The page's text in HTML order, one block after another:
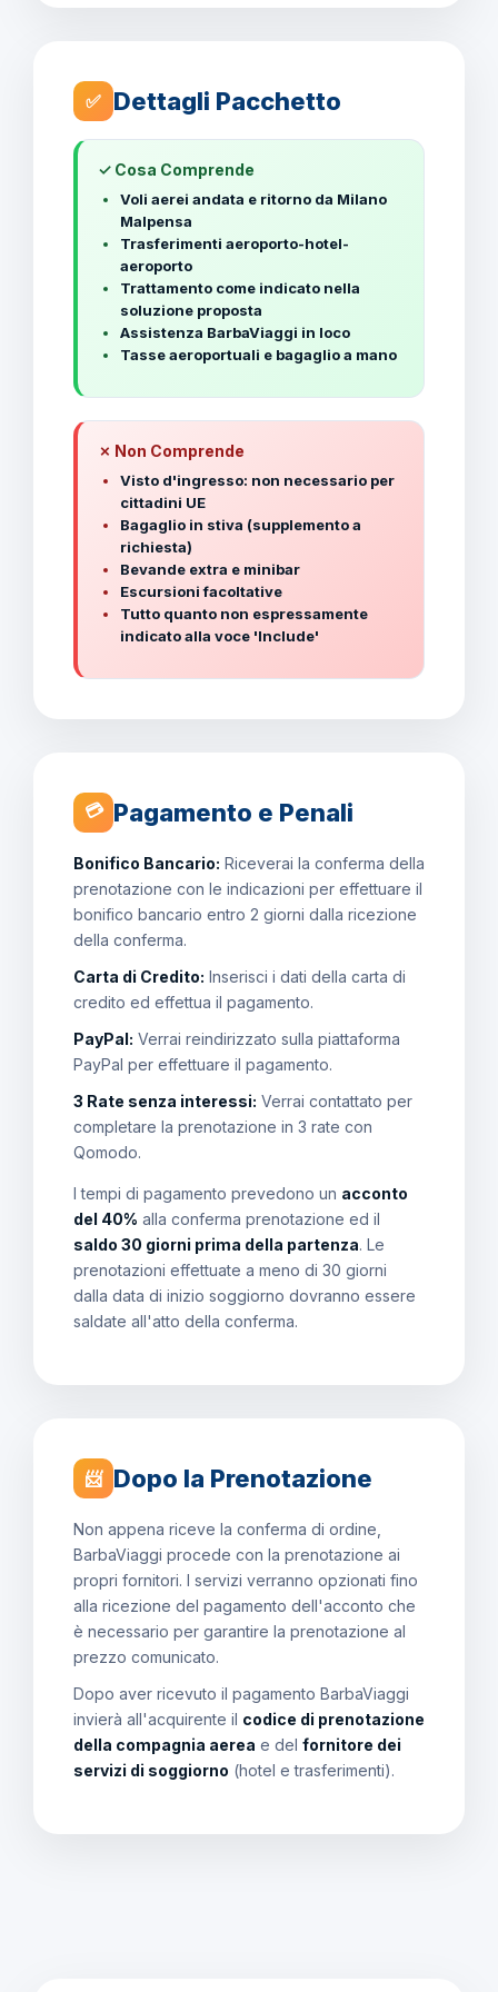
✅ Dettagli Pacchetto
✓ Cosa Comprende
Voli aerei andata e ritorno da Milano
Malpensa
Trasferimenti aeroporto-hotel-
aeroporto
Trattamento come indicato nella
soluzione proposta
Assistenza BarbaViaggi in loco
Tasse aeroportuali e bagaglio a mano
✗ Non Comprende
Visto d'ingresso: non necessario per
cittadini UE
Bagaglio in stiva (supplemento a
richiesta)
Bevande extra e minibar
Escursioni facoltative
Tutto quanto non espressamente
indicato alla voce 'Include'
💳 Pagamento e Penali
Bonifico Bancario: Riceverai la conferma della
prenotazione con le indicazioni per effettuare il
bonifico bancario entro 2 giorni dalla ricezione
della conferma.
Carta di Credito: Inserisci i dati della carta di
credito ed effettua il pagamento.
PayPal: Verrai reindirizzato sulla piattaforma
PayPal per effettuare il pagamento.
3 Rate senza interessi: Verrai contattato per
completare la prenotazione in 3 rate con
Qomodo.
I tempi di pagamento prevedono un acconto
del 40% alla conferma prenotazione ed il
saldo 30 giorni prima della partenza. Le
prenotazioni effettuate a meno di 30 giorni
dalla data di inizio soggiorno dovranno essere
saldate all'atto della conferma.
📨 Dopo la Prenotazione
Non appena riceve la conferma di ordine,
BarbaViaggi procede con la prenotazione ai
propri fornitori. I servizi verranno opzionati fino
alla ricezione del pagamento dell'acconto che
è necessario per garantire la prenotazione al
prezzo comunicato.
Dopo aver ricevuto il pagamento BarbaViaggi
invierà all'acquirente il codice di prenotazione
della compagnia aerea e del fornitore dei
servizi di soggiorno (hotel e trasferimenti).